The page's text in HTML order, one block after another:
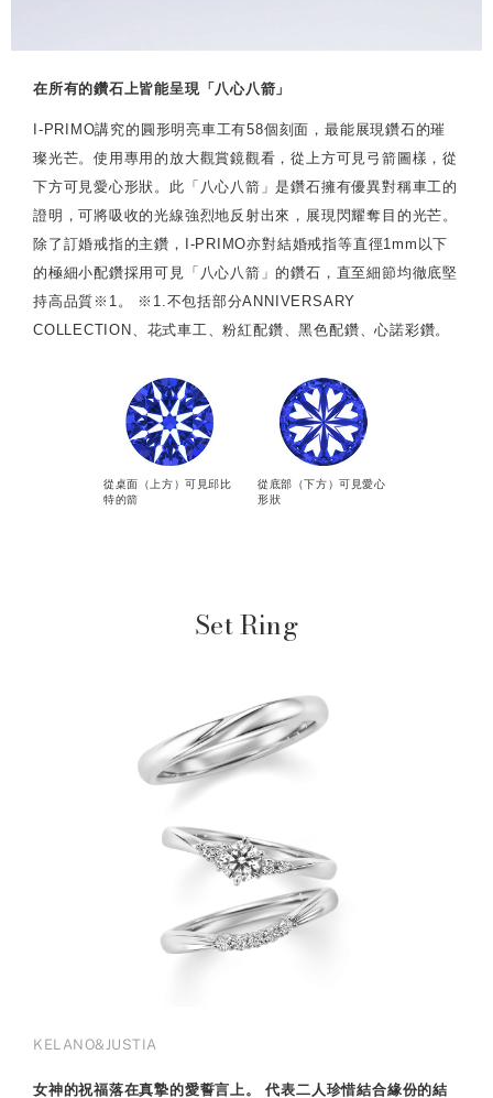
在所有的鑽石上皆能呈現「八心八箭」
I-PRIMO講究的圓形明亮車工有58個刻面，最能展現鑽石的璀
璨光芒。使用專用的放大觀賞鏡觀看，從上方可見弓箭圖樣，從
下方可見愛心形狀。此「八心八箭」是鑽石擁有優異對稱車工的
證明，可將吸收的光線強烈地反射出來，展現閃耀奪目的光芒。
除了訂婚戒指的主鑽，I-PRIMO亦對結婚戒指等直徑1mm以下
的極細小配鑽採用可見「八心八箭」的鑽石，直至細節均徹底堅
持高品質※1。 ※1.不包括部分ANNIVERSARY
COLLECTION、花式車工、粉紅配鑽、黑色配鑽、心諾彩鑽。
從桌面（上方）可見邱比
特的箭
從底部（下方）可見愛心
形狀
Set Ring
KELANO&JUSTIA
女神的祝福落在真摯的愛誓言上。 代表二人珍惜結合緣份的結